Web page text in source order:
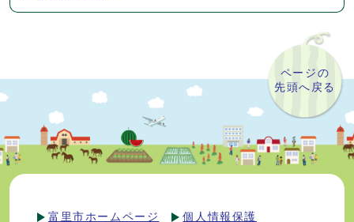
ページの
先頭へ戻る
富里市ホームページ 個人情報保護